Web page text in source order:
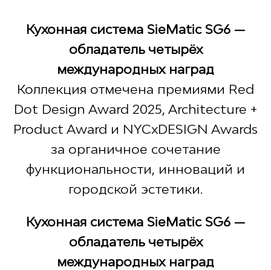
Кухонная система SieMatic SG6 —
обладатель четырёх
международных наград
Коллекция отмечена премиями Red
Dot Design Award 2025, Architecture +
Product Award и NYCxDESIGN Awards
за органичное сочетание
функциональности, инноваций и
городской эстетики.
Кухонная система SieMatic SG6 —
обладатель четырёх
международных наград